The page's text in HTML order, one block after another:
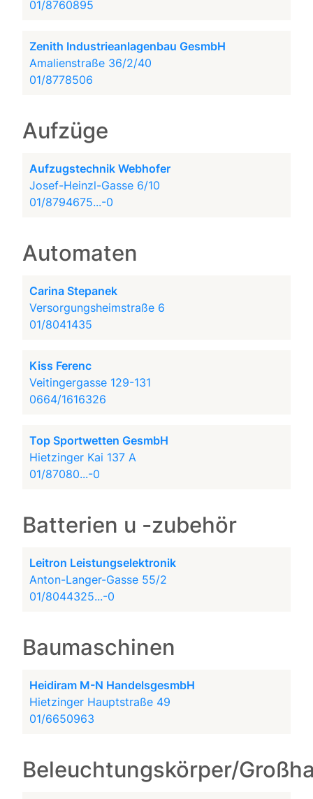
01/8760895
Zenith Industrieanlagenbau GesmbH
Amalienstraße 36/2/40
01/8778506
Aufzüge
Aufzugstechnik Webhofer
Josef-Heinzl-Gasse 6/10
01/8794675...-0
Automaten
Carina Stepanek
Versorgungsheimstraße 6
01/8041435
Kiss Ferenc
Veitingergasse 129-131
0664/1616326
Top Sportwetten GesmbH
Hietzinger Kai 137 A
01/87080...-0
Batterien u -zubehör
Leitron Leistungselektronik
Anton-Langer-Gasse 55/2
01/8044325...-0
Baumaschinen
Heidiram M-N HandelsgesmbH
Hietzinger Hauptstraße 49
01/6650963
Beleuchtungskörper/